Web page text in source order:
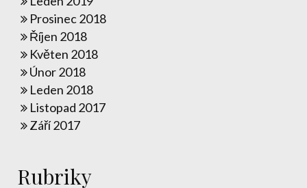
Prosinec 2018
Říjen 2018
Květen 2018
Únor 2018
Leden 2018
Listopad 2017
Září 2017
Rubriky